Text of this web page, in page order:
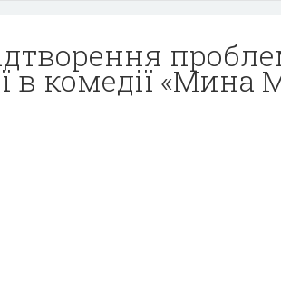
в комедії «Мина